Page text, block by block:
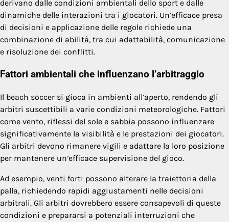
derivano dalle condizioni ambientali dello sport e dalle
dinamiche delle interazioni tra i giocatori. Un’efficace presa
di decisioni e applicazione delle regole richiede una
combinazione di abilità, tra cui adattabilità, comunicazione
e risoluzione dei conflitti.
Fattori ambientali che influenzano l’arbitraggio
Il beach soccer si gioca in ambienti all’aperto, rendendo gli
arbitri suscettibili a varie condizioni meteorologiche. Fattori
come vento, riflessi del sole e sabbia possono influenzare
significativamente la visibilità e le prestazioni dei giocatori.
Gli arbitri devono rimanere vigili e adattare la loro posizione
per mantenere un’efficace supervisione del gioco.
Ad esempio, venti forti possono alterare la traiettoria della
palla, richiedendo rapidi aggiustamenti nelle decisioni
arbitrali. Gli arbitri dovrebbero essere consapevoli di queste
condizioni e prepararsi a potenziali interruzioni che